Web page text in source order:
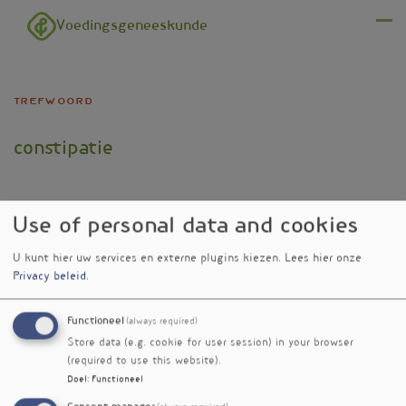
Overslaan en naar de inhoud gaan
Voedingsgeneeskunde
trefwoord
constipatie
in
Nieuwe Britse dieetrichtlijnen
bij chronische obstipatie
nr. 601
Spirulina gunstig bij IBS-C
Magnesiumrijk water bevordert
Use of personal data and cookies
U kunt hier uw services en externe plugins kiezen. Lees hier onze
Privacy beleid.
Functioneel (always required)
Store data (e.g. cookie for user session) in your browser
(required to use this website).
Doel : Functioneel